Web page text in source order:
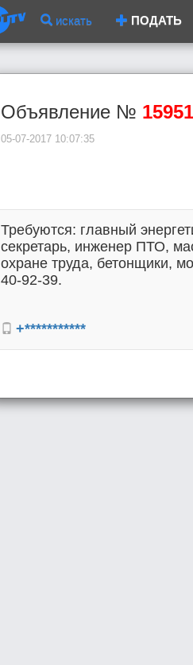
искать ПОДАТЬ
Объявление № 15951
05-07-2017 10:07:35
Требуются: главный
секретарь, инженер ПТО,
охране труда, бетонщики,
40-92-39.
+***********